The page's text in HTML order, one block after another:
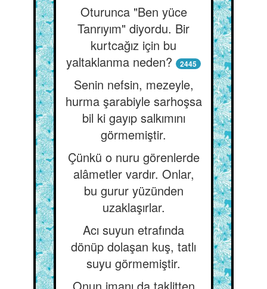
Oturunca "Ben yüce
Tanrıyım" diyordu. Bir
kurtcağız için bu
yaltaklanma neden?
2445
Senin nefsin, mezeyle,
hurma şarabiyle sarhoşsa
bil ki gayıp salkımını
görmemiştir.
Çünkü o nuru görenlerde
alâmetler vardır. Onlar,
bu gurur yüzünden
uzaklaşırlar.
Acı suyun etrafında
dönüp dolaşan kuş, tatlı
suyu görmemiştir.